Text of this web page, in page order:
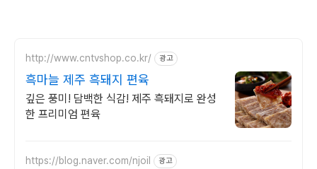
http://www.cntvshop.co.kr/ 광고
흑마늘 제주 흑돼지 편육
깊은 풍미! 담백한 식감! 제주 흑돼지로 완성
한 프리미엄 편육
https://blog.naver.com/njoil 광고